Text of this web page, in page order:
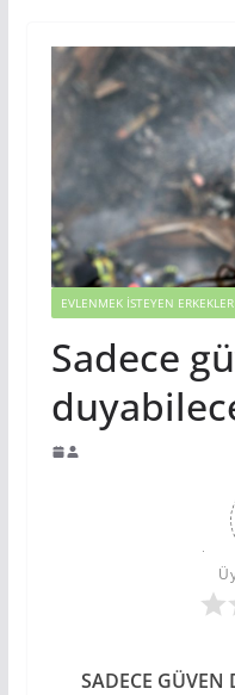
EVLENMEK İSTEYEN ERKEKLER
Sadece
SADECE